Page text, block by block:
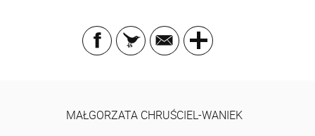
MAŁGORZATA CHRUŚCIEL-WANIEK